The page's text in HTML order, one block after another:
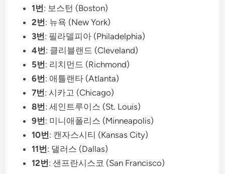
1번: 보스턴 (Boston)
2번: 뉴욕 (New York)
3번: 필라델피아 (Philadelphia)
4번: 클리블랜드 (Cleveland)
5번: 리치먼드 (Richmond)
6번: 애틀랜타 (Atlanta)
7번: 시카고 (Chicago)
8번: 세인트루이스 (St. Louis)
9번: 미니애폴리스 (Minneapolis)
10번: 캔자스시티 (Kansas City)
11번: 댈러스 (Dallas)
12번: 샌프란시스코 (San Francisco)